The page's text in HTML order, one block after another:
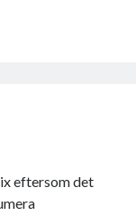
eftersom det